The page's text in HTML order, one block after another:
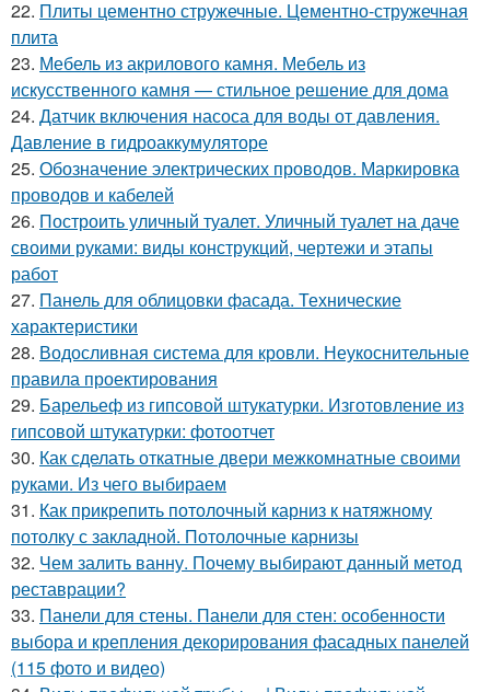
22. Плиты цементно стружечные. Цементно-стружечная
плита
23. Мебель из акрилового камня. Мебель из
искусственного камня — стильное решение для дома
24. Датчик включения насоса для воды от давления.
Давление в гидроаккумуляторе
25. Обозначение электрических проводов. Маркировка
проводов и кабелей
26. Построить уличный туалет. Уличный туалет на даче
своими руками: виды конструкций, чертежи и этапы
работ
27. Панель для облицовки фасада. Технические
характеристики
28. Водосливная система для кровли. Неукоснительные
правила проектирования
29. Барельеф из гипсовой штукатурки. Изготовление из
гипсовой штукатурки: фотоотчет
30. Как сделать откатные двери межкомнатные своими
руками. Из чего выбираем
31. Как прикрепить потолочный карниз к натяжному
потолку с закладной. Потолочные карнизы
32. Чем залить ванну. Почему выбирают данный метод
реставрации?
33. Панели для стены. Панели для стен: особенности
выбора и крепления декорирования фасадных панелей
(115 фото и видео)